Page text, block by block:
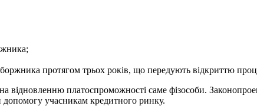
протягом трьох років, що передують відкриттю
відновленню платоспроможності саме фізособи.
допомогу учасникам кредитного ринку.